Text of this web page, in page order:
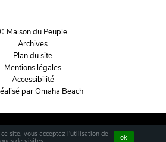
site, vous acceptez l'utilisation de
ok
Maison du Peuple
Archives
Plan du site
Mentions légales
Accessibilité
par Omaha Beach